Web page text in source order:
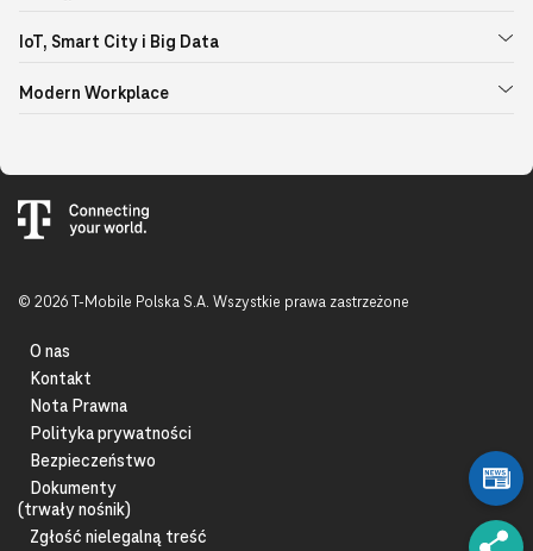
IoT, Smart City i Big Data
Modern Workplace
© 2026 T-Mobile Polska S.A. Wszystkie prawa zastrzeżone
O nas
Kontakt
Nota Prawna
Polityka prywatności
Bezpieczeństwo
Dokumenty
(trwały nośnik)
Zgłość nielegalną treść